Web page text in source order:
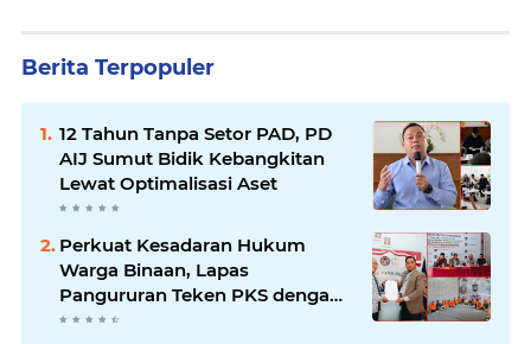
Berita Terpopuler
12 Tahun Tanpa Setor PAD, PD
AIJ Sumut Bidik Kebangkitan
Lewat Optimalisasi Aset
Perkuat Kesadaran Hukum
Warga Binaan, Lapas
Pangururan Teken PKS dengan
LBH Robert Imbang Tamba